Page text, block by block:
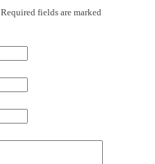
Required fields are marked